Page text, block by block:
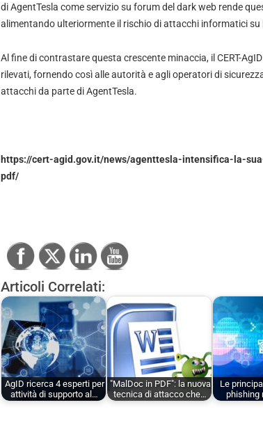
di AgentTesla come servizio su forum del dark web rende
alimentando ulteriormente il rischio di attacchi informatici su
Al fine di contrastare questa crescente minaccia, il CERT-
rilevati, fornendo così alle autorità e agli operatori di
attacchi da parte di AgentTesla.
https://cert-agid.gov.it/news/agenttesla-intensifica-la-
pdf/
Articoli Correlati:
AgID ricerca 4 esperti per
attività di supporto al…
"MalDoc in PDF": la nuova
tecnica di attacco che…
Le
phishing